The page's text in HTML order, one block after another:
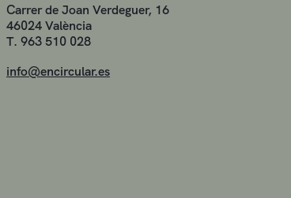
Carrer de Joan Verdeguer, 16
46024 València
T. 963 510 028
info@encircular.es